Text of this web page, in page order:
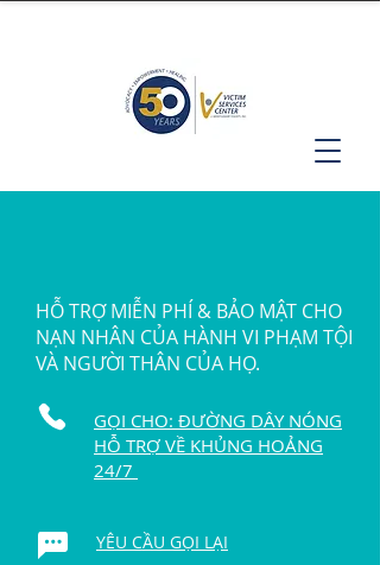
HỖ TRỢ MIỄN PHÍ & BẢO MẬT CHO
NẠN NHÂN CỦA HÀNH VI PHẠM TỘI
VÀ NGƯỜI THÂN CỦA HỌ.
GỌI CHO: ĐƯỜNG DÂY NÓNG
HỖ TRỢ VỀ KHỦNG HOẢNG
24/7
YÊU CẦU GỌI LẠI